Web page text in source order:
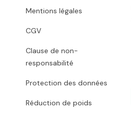
Mentions légales
CGV
Clause de non-
responsabilité
Protection des données
Réduction de poids